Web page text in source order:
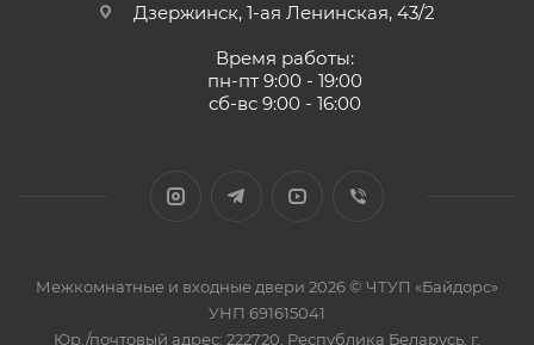
Дзержинск, 1-ая Ленинская, 43/2
Время работы:
пн-пт 9:00 - 19:00
сб-вс 9:00 - 16:00
Межкомнатные и входные двери 2026 © ЧТУП «Байдорс»
УНП 691615041
Юр./почтовый адрес: 222720, Республика Беларусь, г.